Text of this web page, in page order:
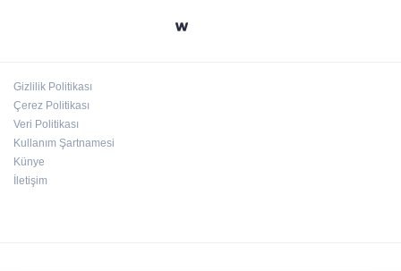
Gizlilik Politikası
Çerez Politikası
Veri Politikası
Kullanım Şartnamesi
Künye
İletişim